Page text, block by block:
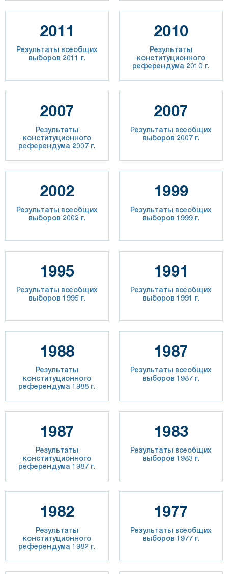
2011
Результаты всеобщих
выборов 2011 г.
2010
Результаты
конституционного
референдума 2010 г.
2007
Результаты
конституционного
референдума 2007 г.
2007
Результаты всеобщих
выборов 2007 г.
2002
Результаты всеобщих
выборов 2002 г.
1999
Результаты всеобщих
выборов 1999 г.
1995
Результаты всеобщих
выборов 1995 г.
1991
Результаты всеобщих
выборов 1991 г.
1988
Результаты
конституционного
референдума 1988 г.
1987
Результаты всеобщих
выборов 1987 г.
1987
Результаты
конституционного
референдума 1987 г.
1983
Результаты всеобщих
выборов 1983 г.
1982
Результаты
конституционного
референдума 1982 г.
1977
Результаты всеобщих
выборов 1977 г.